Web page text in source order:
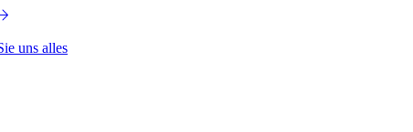
uns alles